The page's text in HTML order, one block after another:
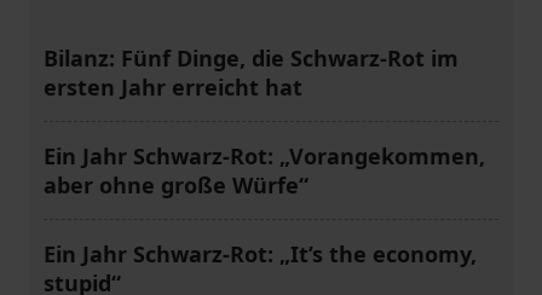
Bilanz: Fünf Dinge, die Schwarz-Rot im
ersten Jahr erreicht hat
Ein Jahr Schwarz-Rot: „Vorangekommen,
aber ohne große Würfe“
Ein Jahr Schwarz-Rot: „It’s the economy,
stupid“